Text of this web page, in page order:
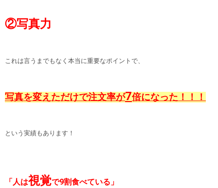
②写真力
これは言うまでもなく本当に重要なポイントで、
写真を変えただけで注文率が7倍になった！！！
という実績もあります！
「人は視覚で9割食べている」